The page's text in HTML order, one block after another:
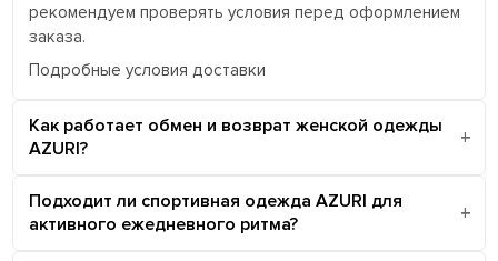
рекомендуем проверять условия перед оформлением
заказа.
Подробные условия доставки
Как работает обмен и возврат женской одежды
AZURI?
Подходит ли спортивная одежда AZURI для
активного ежедневного ритма?